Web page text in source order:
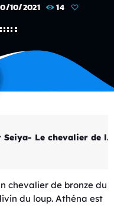
10/2021 14
Les 12 Travaux de Saint Seiya- Le chevalier de la chevelure
chevalier de bronze du
du loup. Athéna est